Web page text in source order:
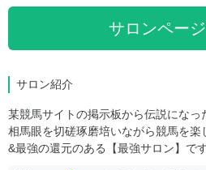
サロンペー
サロン紹介
某競馬サイトの掲示板から伝説にな
相馬眼を切磋琢磨培いながら競馬を
&最強の還元のある【最強サロン】です